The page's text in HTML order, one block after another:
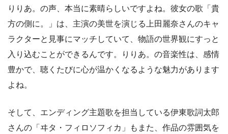
りりあ。の声、本当に素晴らしいですよね。彼女の歌「貴
方の側に。」は、主演の美世を演じる上田麗奈さんのキャ
ラクターと見事にマッチしていて、物語の世界観にすっと
入り込むことができるんです。りりあ。の音楽性は、感情
豊かで、聴くたびに心が温かくなるような魅力があります
よね。
そして、エンディング主題歌を担当している伊東歌詞太郎
さんの「ヰタ・フィロソフィカ」もまた、作品の雰囲気を